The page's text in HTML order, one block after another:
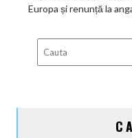
Europa și renunță la